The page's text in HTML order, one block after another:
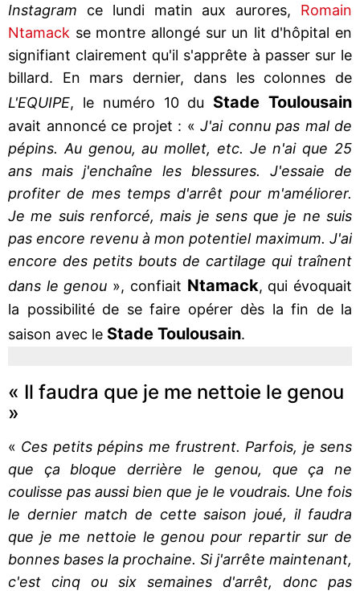
Instagram ce lundi matin aux aurores, Romain
Ntamack se montre allongé sur un lit d'hôpital en
signifiant clairement qu'il s'apprête à passer sur le
billard. En mars dernier, dans les colonnes de
L'EQUIPE, le numéro 10 du Stade Toulousain
avait annoncé ce projet : « J'ai connu pas mal de
pépins. Au genou, au mollet, etc. Je n'ai que 25
ans mais j'enchaîne les blessures. J'essaie de
profiter de mes temps d'arrêt pour m'améliorer.
Je me suis renforcé, mais je sens que je ne suis
pas encore revenu à mon potentiel maximum. J'ai
encore des petits bouts de cartilage qui traînent
dans le genou », confiait Ntamack, qui évoquait
la possibilité de se faire opérer dès la fin de la
saison avec le Stade Toulousain.
« Il faudra que je me nettoie le genou
»
« Ces petits pépins me frustrent. Parfois, je sens
que ça bloque derrière le genou, que ça ne
coulisse pas aussi bien que je le voudrais. Une fois
le dernier match de cette saison joué, il faudra
que je me nettoie le genou pour repartir sur de
bonnes bases la prochaine. Si j'arrête maintenant,
c'est cinq ou six semaines d'arrêt, donc pas